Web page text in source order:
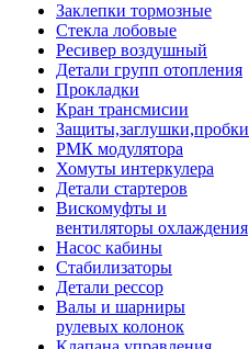
Заклепки тормозные
Стекла лобовые
Ресивер воздушный
Детали групп отопления
Прокладки
Кран трансмисии
Защиты,заглушки,пробки
РМК модулятора
Хомуты интеркулера
Детали стартеров
Вискомуфты и
вентиляторы охлаждения
Насос кабины
Стабилизаторы
Детали рессор
Валы и шарниры
рулевых колонок